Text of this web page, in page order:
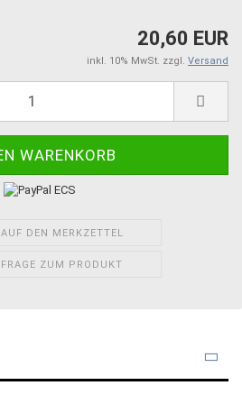
20,60 EUR
inkl. 10% MwSt. zzgl. Versand
AUF DEN MERKZETTEL
FRAGE ZUM PRODUKT